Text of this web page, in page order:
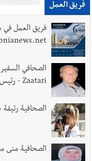
فريق العمل
فريق العمل في
Zaatari - رئيس التحرير
الصحافية
الصحافية منى